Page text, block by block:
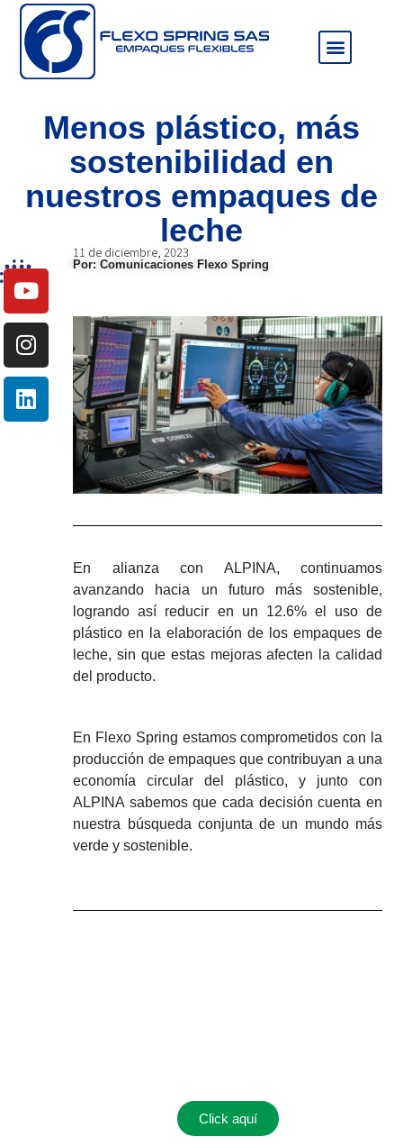
Menos plástico, más
sostenibilidad en
nuestros empaques de
leche
Por: Comunicaciones Flexo Spring
11 de diciembre, 2023
En alianza con ALPINA, continuamos
avanzando hacia un futuro más sostenible,
logrando así reducir en un 12.6% el uso de
plástico en la elaboración de los empaques de
leche, sin que estas mejoras afecten la calidad
del producto.
En Flexo Spring estamos comprometidos con la
producción de empaques que contribuyan a una
economía circular del plástico, y junto con
ALPINA sabemos que cada decisión cuenta en
nuestra búsqueda conjunta de un mundo más
verde y sostenible.
Click aquí